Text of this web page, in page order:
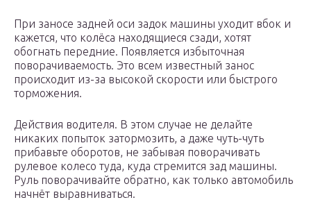
При заносе задней оси задок машины уходит вбок и
кажется, что колёса находящиеся сзади, хотят
обогнать передние. Появляется избыточная
поворачиваемость. Это всем известный занос
происходит из-за высокой скорости или быстрого
торможения.
Действия водителя. В этом случае не делайте
никаких попыток затормозить, а даже чуть-чуть
прибавьте оборотов, не забывая поворачивать
рулевое колесо туда, куда стремится зад машины.
Руль поворачивайте обратно, как только автомобиль
начнёт выравниваться.